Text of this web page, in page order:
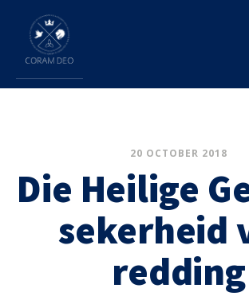
20 OCTOBER 2018
Die Heilige
sekerheid
redding